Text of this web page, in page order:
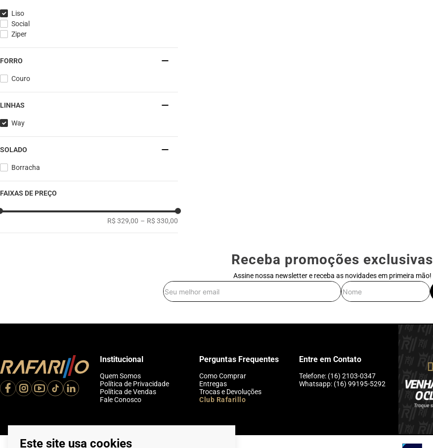
Este site usa cookies
Liso
Social
Ziper
FORRO
Couro
LINHAS
Way
SOLADO
Borracha
FAIXAS DE PREÇO
R$ 329,00 – R$ 330,00
Receba promoções exclusivas
Assine nossa newsletter e receba as novidades em primeira mão!
Institucional
Quem Somos
Política de Privacidade
Política de Vendas
Fale Conosco
Perguntas Frequentes
Como Comprar
Entregas
Trocas e Devoluções
Club Rafarillo
Entre em Contato
Telefone: (16) 2103-0347
Whatsapp: (16) 99195-5292